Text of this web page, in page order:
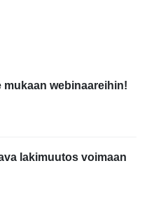
webinaareja,
mukaan webinaareihin!
lakimuutos voimaan